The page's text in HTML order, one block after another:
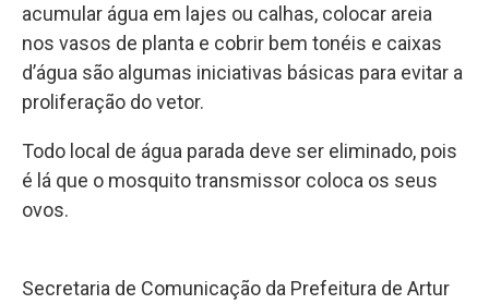
acumular água em lajes ou calhas, colocar areia
nos vasos de planta e cobrir bem tonéis e caixas
d’água são algumas iniciativas básicas para evitar a
proliferação do vetor.
Todo local de água parada deve ser eliminado, pois
é lá que o mosquito transmissor coloca os seus
ovos.
Secretaria de Comunicação da Prefeitura de Artur